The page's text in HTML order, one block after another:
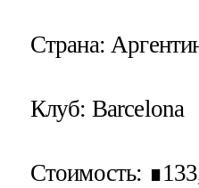
Страна:
Клуб: Barcelona
Стоимость: